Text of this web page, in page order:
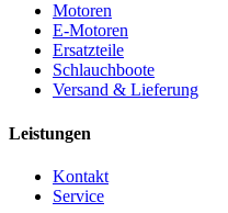
Motoren
E-Motoren
Ersatzteile
Schlauchboote
Versand & Lieferung
Leistungen
Kontakt
Service